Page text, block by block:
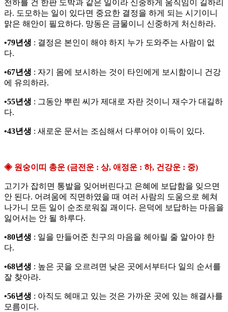
천하를 건 한판 도박과 같은 일이라 신중하게 움직임이 길하리
라. 도모하는 일이 있다면 중요한 결정을 하게 되는 시기이니
맑은 해안이 필요하다. 망동은 금물이니 신중하게 처신하라.
•79년생 : 결정은 본인이 해야 하지 누가 도와주는 사람이 없
다.
•67년생 : 자기 몸에 보시하는 것이 타인에게 보시함이니 건강
에 유의하라.
•55년생 : 그동안 뿌린 씨가 제대로 자란 것이니 재수가 대길하
다.
•43년생 : 새로운 문서는 조심해서 다루어야 이득이 있다.
◈ 원숭이띠 총운 (금전운 : 상, 애정운 : 하, 건강운 : 중)
고기가 잡히면 통발을 잊어버린다고 은혜에 보답함을 잊으면
안 된다. 어려움에 직면하였을 때 여러 사람의 도움으로 헤쳐
나가니 모든 일이 순조로워질 괘이다. 은덕에 보답하는 마음을
잃어서는 안 될 하루다.
•80년생 : 일을 만들어준 친구의 마음을 헤아릴 줄 알아야 한
다.
•68년생 : 높은 곳을 오르려면 낮은 곳에서부터다 일의 순서를
잘 찾아라.
•56년생 : 아직도 헤매고 있는 것은 가까운 곳에 있는 해결사를
모름이다.